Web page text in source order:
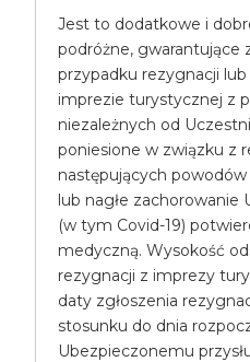
Jest to dodatkowe i
podróżne,
przypadku rezygnacji
imprezie turystycznej z
niezależnych od
poniesione w związku z
następujących
lub nagłe zachorowanie
(w tym Covid-19)
medyczną. Wysokość
rezygnacji z imprezy
daty zgłoszenia
stosunku do dnia
Ubezpieczonemu